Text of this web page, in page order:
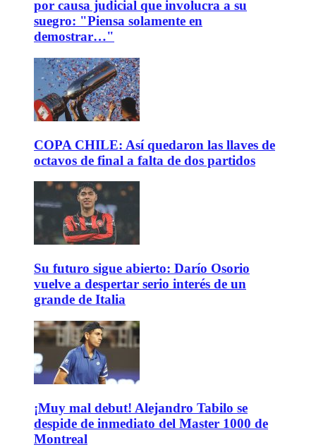
por causa judicial que involucra a su
suegro: "Piensa solamente en
demostrar…"
COPA CHILE: Así quedaron las llaves de
octavos de final a falta de dos partidos
Su futuro sigue abierto: Darío Osorio
vuelve a despertar serio interés de un
grande de Italia
¡Muy mal debut! Alejandro Tabilo se
despide de inmediato del Master 1000 de
Montreal